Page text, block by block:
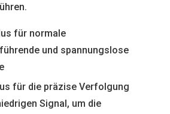
für normale
und spannungslose
für die präzise Verfolgung
Signal, um die